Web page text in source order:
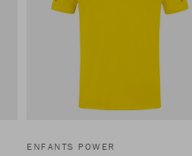
ENFANTS POWER